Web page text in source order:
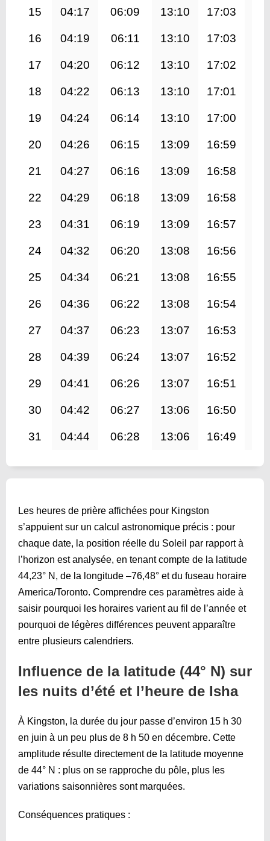
15 04:17 06:09 13:10 17:03
16 04:19 06:11 13:10 17:03
17 04:20 06:12 13:10 17:02
18 04:22 06:13 13:10 17:01
19 04:24 06:14 13:10 17:00
20 04:26 06:15 13:09 16:59
21 04:27 06:16 13:09 16:58
22 04:29 06:18 13:09 16:58
23 04:31 06:19 13:09 16:57
24 04:32 06:20 13:08 16:56
25 04:34 06:21 13:08 16:55
26 04:36 06:22 13:08 16:54
27 04:37 06:23 13:07 16:53
28 04:39 06:24 13:07 16:52
29 04:41 06:26 13:07 16:51
30 04:42 06:27 13:06 16:50
31 04:44 06:28 13:06 16:49
Les heures de prière affichées pour Kingston
s’appuient sur un calcul astronomique précis : pour
chaque date, la position réelle du Soleil par rapport à
l’horizon est analysée, en tenant compte de la latitude
44,23° N, de la longitude –76,48° et du fuseau horaire
America/Toronto. Comprendre ces paramètres aide à
saisir pourquoi les horaires varient au fil de l’année et
pourquoi de légères différences peuvent apparaître
entre plusieurs calendriers.
Influence de la latitude (44° N) sur
les nuits d’été et l’heure de Isha
À Kingston, la durée du jour passe d’environ 15 h 30
en juin à un peu plus de 8 h 50 en décembre. Cette
amplitude résulte directement de la latitude moyenne
de 44° N : plus on se rapproche du pôle, plus les
variations saisonnières sont marquées.
Conséquences pratiques :